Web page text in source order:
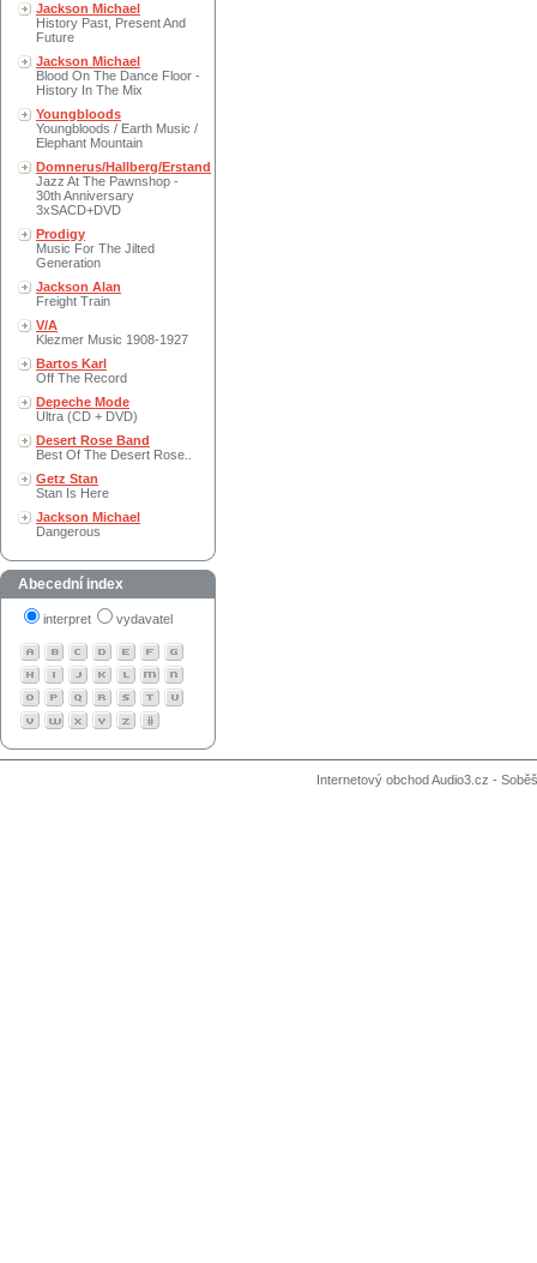
Jackson Michael
History Past, Present And
Future
Jackson Michael
Blood On The Dance Floor -
History In The Mix
Youngbloods
Youngbloods / Earth Music /
Elephant Mountain
Domnerus/Hallberg/Erstand
Jazz At The Pawnshop -
30th Anniversary
3xSACD+DVD
Prodigy
Music For The Jilted
Generation
Jackson Alan
Freight Train
V/A
Klezmer Music 1908-1927
Bartos Karl
Off The Record
Depeche Mode
Ultra (CD + DVD)
Desert Rose Band
Best Of The Desert Rose..
Getz Stan
Stan Is Here
Jackson Michael
Dangerous
Abecední index
interpret vydavatel
Internetový obchod Audio3.cz -